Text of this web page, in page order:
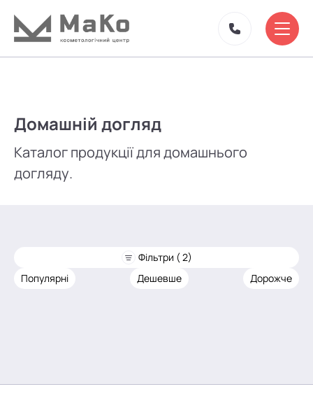
Домашній догляд
Каталог продукції для домашнього
догляду.
Фільтри ( 2)
Популярні
Дешевше Дорожче